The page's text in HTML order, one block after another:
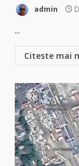
admin
...
Citeste mai